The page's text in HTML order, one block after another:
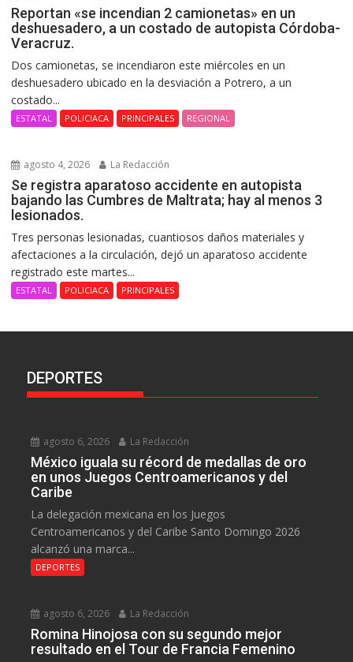
Reportan «se incendian 2 camionetas» en un
deshuesadero, a un costado de autopista Córdoba-
Veracruz.
Dos camionetas, se incendiaron este miércoles en un
deshuesadero ubicado en la desviación a Potrero, a un
costado...
ESTATAL POLICIACA PRINCIPALES REGIONAL
agosto 4, 2026 La Redacción
Se registra aparatoso accidente en autopista
bajando las Cumbres de Maltrata; hay al menos 3
lesionados.
Tres personas lesionadas, cuantiosos daños materiales y
afectaciones a la circulación, dejó un aparatoso accidente
registrado este martes...
ESTATAL POLICIACA PRINCIPALES
DEPORTES
agosto 6, 2026 La Redacción
México iguala su récord de medallas de oro
en unos Juegos Centroamericanos y del
Caribe
La delegación mexicana en los Juegos
Centroamericanos y del Caribe Santo Domingo 2026
alcanzó una marca...
DEPORTES
agosto 6, 2026 La Redacción
Romina Hinojosa con su segundo mejor
resultado en el Tour de Francia Femenino